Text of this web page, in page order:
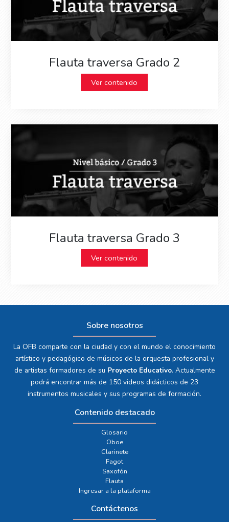
Flauta traversa Grado 2
Ver contenido
Flauta traversa Grado 3
Ver contenido
Sobre nosotros
La OFB comparte con la ciudad y con el mundo el conocimiento
artístico y pedagógico de músicos de la orquesta profesional y
de artistas formadores de su Proyecto Educativo. Actualmente
podrá encontrar más de 150 videos didácticos de 23
instrumentos musicales y sus programas de formación.
Contenido destacado
Glosario
Oboe
Clarinete
Fagot
Saxofón
Flauta
Ingresar a la plataforma
Contáctenos